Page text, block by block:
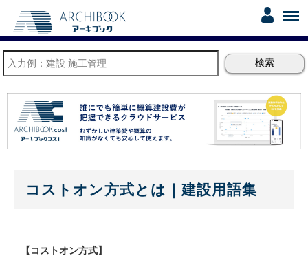
コストオン方式とは｜建設用語集
【コストオン方式】